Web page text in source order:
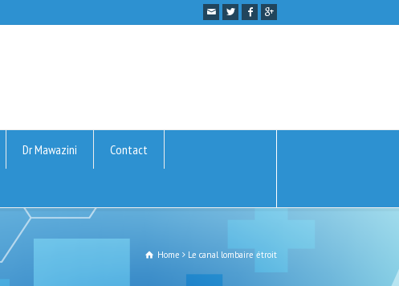
Dr Mawazini Contact
Home Le canal lombaire étroit